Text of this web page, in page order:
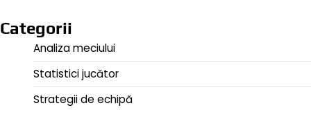
Categorii
Analiza meciului
Statistici jucător
Strategii de echipă